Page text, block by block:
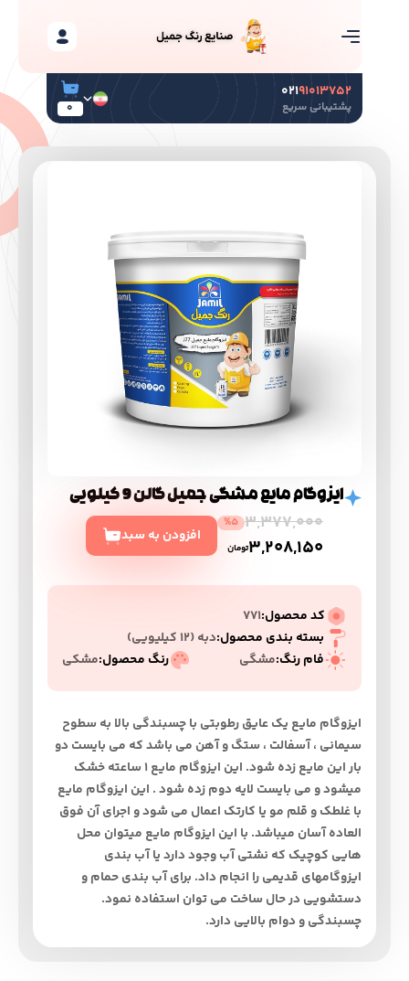
۹۱۰۱۳۷۵۲۰۲۱
پشتیبانی سریع 0
ایزوگام مایع مشگی جمیل گالن 9 کیلویی
3,377,000
%5
3,208,150تومان
افزودن به سبد
کد محصول:771
بسته بندی محصول:دبه (۱۲ کیلیویی)
فام رنگ:مشگی رنگ محصول:مشکی
ایزوگام مایع یک عایق رطوبتی با چسبندگی بالا به سطوح
سیمانی ، آسفالت ، ستگ و آهن می باشد که می بایست دو
بار این مایع زده شود. این ایزوگام مایع 1 ساعته خشک
میشود و می بایست لایه دوم زده شود . این ایزوگام مایع
با غلطک و قلم مو یا کارتک اعمال می شود و اجرای آن فوق
العاده آسان میباشد. با این ایزوگام مایع میتوان محل
هایی کوچیک که نشتی آب وجود دارد یا آب بندی
ایزوگامهای قدیمی را انجام داد. برای آب بندی حمام و
دستشویی در حال ساخت می توان استفاده نمود.
چسبندگی و دوام بالایی دارد.